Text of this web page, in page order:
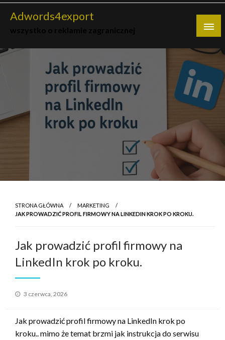
Skip
Adwords4export
STRONA GŁÓWNA
MARKETING
JAK PROWADZIĆ PROFIL FIRMOWY NA LINKEDIN KROK PO KROKU.
Jak prowadzić profil firmowy na
LinkedIn krok po kroku.
Opublikowane
3 czerwca, 2026
Jak prowadzić profil firmowy na LinkedIn krok po
kroku.. mimo że temat brzmi jak instrukcja do serwisu